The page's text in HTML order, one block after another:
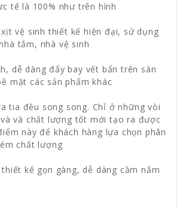
tế là 100% như trên hình
vệ sinh thiết kế hiện đại, sử dụng
tắm, nhà vệ sinh
dễ dàng đẩy bay vết bẩn trên sàn
mặt các sản phẩm khác
tia đều song song. Chỉ ở những vòi
và chất lượng tốt mới tạo ra được
này để khách hàng lựa chọn phân
chất lượng
kế gọn gàng, dễ dàng cầm nắm